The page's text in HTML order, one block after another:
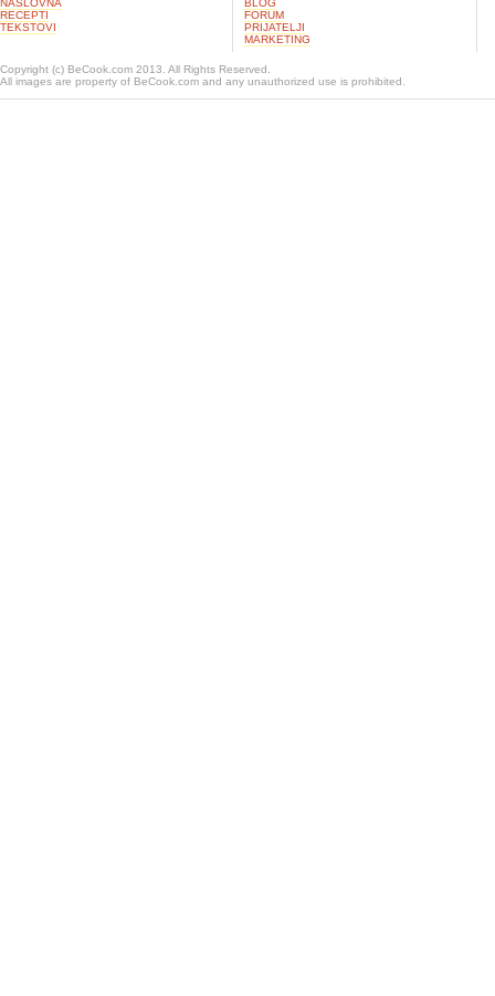
NASLOVNA
RECEPTI
TEKSTOVI
BLOG
FORUM
PRIJATELJI
MARKETING
Copyright (c) BeCook.com 2013. All Rights Reserved.
All images are property of BeCook.com and any unauthorized use is prohibited.